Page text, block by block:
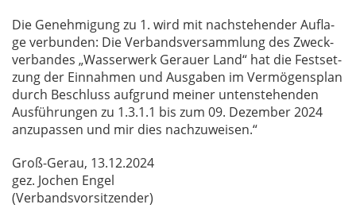
Die Ge­neh­mi­gung zu 1. wird mit nach­ste­hen­der Auf­la­
ge ver­bun­den: Die Ver­bands­ver­samm­lung des Zweck­
ver­ban­des „Was­ser­werk Ge­r­au­er Land“ hat die Fest­set­
zung der Ein­nah­men und Aus­ga­ben im Ver­mö­gens­plan
durch Be­schluss auf­grund mei­ner un­ten­ste­hen­den
Aus­füh­run­gen zu 1.3.1.1 bis zum 09. De­zem­ber 2024
an­zu­pas­sen und mir dies nach­zu­wei­sen.“
Groß-Gerau, 13.12.2024
gez. Jo­chen En­gel
(Ver­bands­vor­sit­zen­der)